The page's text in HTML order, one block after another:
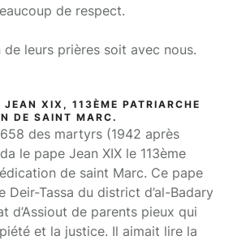
de respect.
leurs prières soit avec nous.
XIX, 113ÈME PATRIARCHE
DE SAINT MARC.
des martyrs (1942 après
le pape Jean XIX le 113ème
de saint Marc. Ce pape
Deir-Tassa du district d’al-Badary
d’Assiout de parents pieux qui
et la justice. Il aimait lire la